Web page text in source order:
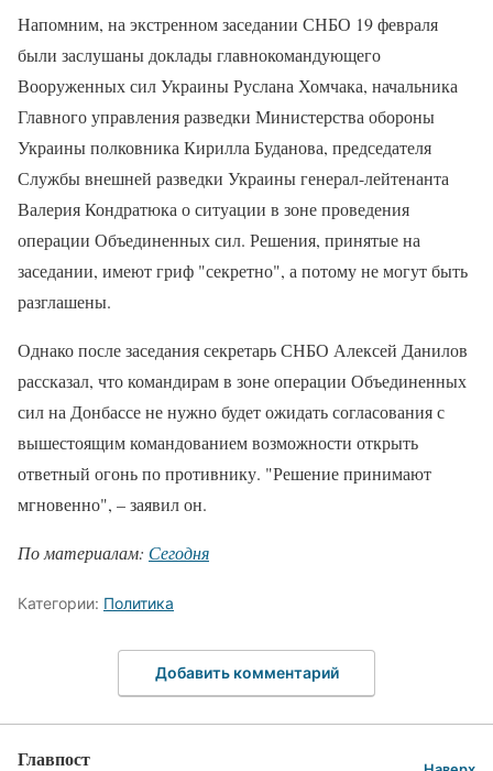
Напомним, на экстренном заседании СНБО 19 февраля
были заслушаны доклады главнокомандующего
Вооруженных сил Украины Руслана Хомчака, начальника
Главного управления разведки Министерства обороны
Украины полковника Кирилла Буданова, председателя
Службы внешней разведки Украины генерал-лейтенанта
Валерия Кондратюка о ситуации в зоне проведения
операции Объединенных сил. Решения, принятые на
заседании, имеют гриф "секретно", а потому не могут быть
разглашены.
Однако после заседания секретарь СНБО Алексей Данилов
рассказал, что командирам в зоне операции Объединенных
сил на Донбассе не нужно будет ожидать согласования с
вышестоящим командованием возможности открыть
ответный огонь по противнику. "Решение принимают
мгновенно", – заявил он.
По материалам: Сегодня
Категории: Политика
Добавить комментарий
Главпост